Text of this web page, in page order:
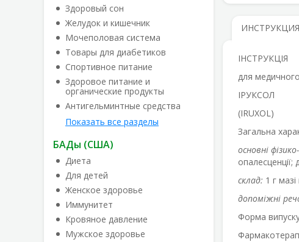
Здоровый сон
Желудок и кишечник
Мочеполовая система
Товары для диабетиков
Спортивное питание
Здоровое питание и
органические продукты
Антигельминтные средства
Показать все разделы
БАДы (США)
Диета
Для детей
Женское здоровье
Иммунитет
Кровяное давление
Мужское здоровье
ИНСТРУКЦИЯ
ІНСТРУКЦІЯ
для
ІРУКСОЛ
(IRUXOL)
Загальна
основні
склад: 1 г
допоміжні
Форма